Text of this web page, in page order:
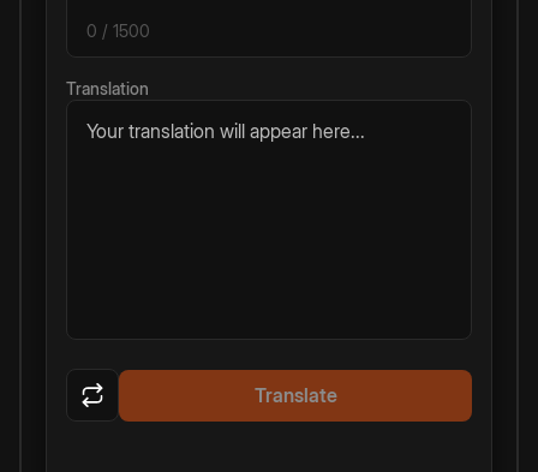
0 / 1500
Translation
Your translation will appear here...
Translate